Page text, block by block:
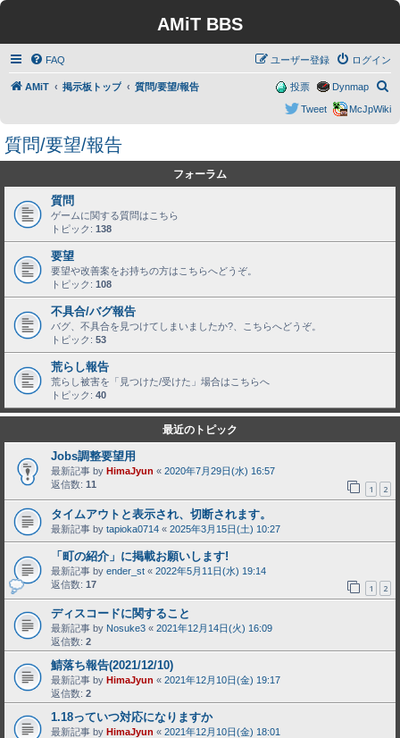
AMiT BBS
FAQ ログイン
ユーザー登録
AMiT 掲示板トップ 質問/要望/報告
索
Dynmap
投票
McJpWiki
Tweet
質問/要望/報告
フォーラム
質問
ゲームに関する質問はこちら
トピック: 138
要望
要望や改善案をお持ちの方はこちらへどうぞ。
トピック: 108
不具合/バグ報告
バグ、不具合を見つけてしまいましたか?、こちらへどうぞ。
トピック: 53
荒らし報告
荒らし被害を「見つけた/受けた」場合はこちらへ
トピック: 40
最近のトピック
Jobs調整要望用
最新記事 by HimaJyun « 2020年7月29日(水) 16:57
返信数: 11 1 2
タイムアウトと表示され、切断されます。
最新記事 by tapioka0714 « 2025年3月15日(土) 10:27
「町の紹介」に掲載お願いします!
最新記事 by ender_st « 2022年5月11日(水) 19:14
返信数: 17 1 2
ディスコードに関すること
最新記事 by Nosuke3 « 2021年12月14日(火) 16:09
返信数: 2
鯖落ち報告(2021/12/10)
最新記事 by HimaJyun « 2021年12月10日(金) 19:17
返信数: 2
1.18っていつ対応になりますか
最新記事 by HimaJyun « 2021年12月10日(金) 18:01